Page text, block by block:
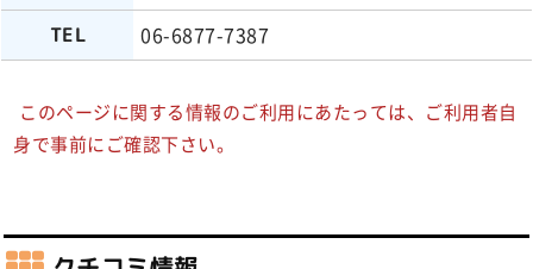
TEL 06-6877-7387
このページに関する情報のご利用にあたっては、ご利用者自
身で事前にご確認下さい。